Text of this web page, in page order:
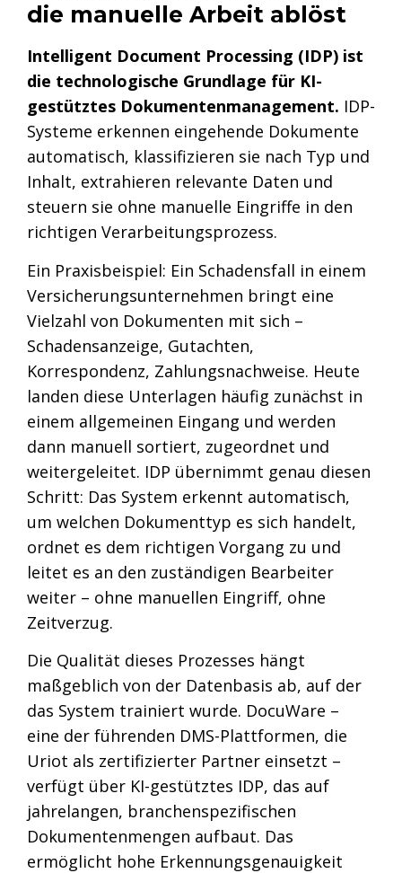
die manuelle Arbeit ablöst
Intelligent Document Processing (IDP) ist
die technologische Grundlage für KI-
gestütztes Dokumentenmanagement. IDP-
Systeme erkennen eingehende Dokumente
automatisch, klassifizieren sie nach Typ und
Inhalt, extrahieren relevante Daten und
steuern sie ohne manuelle Eingriffe in den
richtigen Verarbeitungsprozess.
Ein Praxisbeispiel: Ein Schadensfall in einem
Versicherungsunternehmen bringt eine
Vielzahl von Dokumenten mit sich –
Schadensanzeige, Gutachten,
Korrespondenz, Zahlungsnachweise. Heute
landen diese Unterlagen häufig zunächst in
einem allgemeinen Eingang und werden
dann manuell sortiert, zugeordnet und
weitergeleitet. IDP übernimmt genau diesen
Schritt: Das System erkennt automatisch,
um welchen Dokumenttyp es sich handelt,
ordnet es dem richtigen Vorgang zu und
leitet es an den zuständigen Bearbeiter
weiter – ohne manuellen Eingriff, ohne
Zeitverzug.
Die Qualität dieses Prozesses hängt
maßgeblich von der Datenbasis ab, auf der
das System trainiert wurde. DocuWare –
eine der führenden DMS-Plattformen, die
Uriot als zertifizierter Partner einsetzt –
verfügt über KI-gestütztes IDP, das auf
jahrelangen, branchenspezifischen
Dokumentenmengen aufbaut. Das
ermöglicht hohe Erkennungsgenauigkeit